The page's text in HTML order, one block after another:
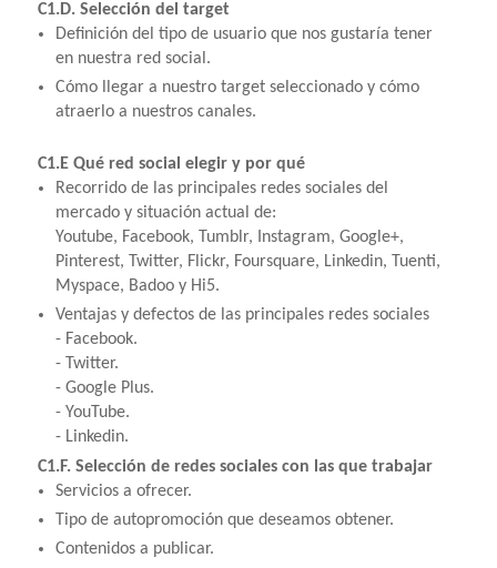
C1.D. Selección del target
Definición del tipo de usuario que nos gustaría tener
en nuestra red social.
Cómo llegar a nuestro target seleccionado y cómo
atraerlo a nuestros canales.
C1.E Qué red social elegir y por qué
Recorrido de las principales redes sociales del
mercado y situación actual de:
Youtube, Facebook, Tumblr, Instagram, Google+,
Pinterest, Twitter, Flickr, Foursquare, Linkedin, Tuenti,
Myspace, Badoo y Hi5.
Ventajas y defectos de las principales redes sociales
- Facebook.
- Twitter.
- Google Plus.
- YouTube.
- Linkedin.
C1.F. Selección de redes sociales con las que trabajar
Servicios a ofrecer.
Tipo de autopromoción que deseamos obtener.
Contenidos a publicar.